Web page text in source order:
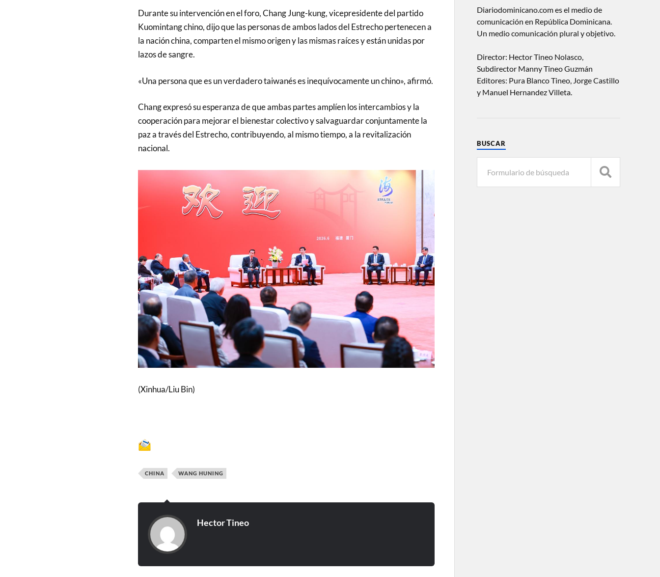
Durante su intervención en el foro, Chang Jung-kung, vicepresidente del partido
Kuomintang chino, dijo que las personas de ambos lados del Estrecho pertenecen a
la nación china, comparten el mismo origen y las mismas raíces y están unidas por
lazos de sangre.
«Una persona que es un verdadero taiwanés es inequívocamente un chino», afirmó.
Chang expresó su esperanza de que ambas partes amplíen los intercambios y la
cooperación para mejorar el bienestar colectivo y salvaguardar conjuntamente la
paz a través del Estrecho, contribuyendo, al mismo tiempo, a la revitalización
nacional.
(Xinhua/Liu Bin)
CHINA WANG HUNING
Hector Tineo
Diariodominicano.com es el medio de
comunicación en República Dominicana.
Un medio comunicación plural y objetivo.
Director: Hector Tineo Nolasco,
Subdirector Manny Tineo Guzmán
Editores: Pura Blanco Tineo, Jorge Castillo
y Manuel Hernandez Villeta.
BUSCAR